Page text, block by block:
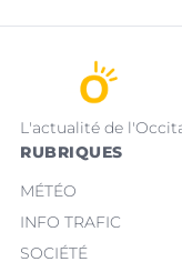
L'actualité de
RUBRIQUES
MÉTÉO
INFO TRAFIC
SOCIÉTÉ